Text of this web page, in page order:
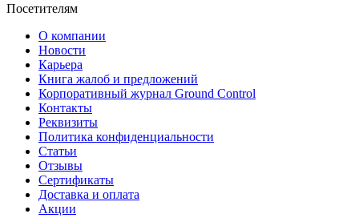
Посетителям
О компании
Новости
Карьера
Книга жалоб и предложений
Корпоративный журнал Ground Control
Контакты
Реквизиты
Политика конфиденциальности
Статьи
Отзывы
Сертификаты
Доставка и оплата
Акции